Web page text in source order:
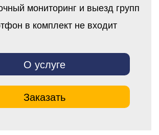
мониторинг и выезд групп
в комплект не входит
О услуге
Заказать